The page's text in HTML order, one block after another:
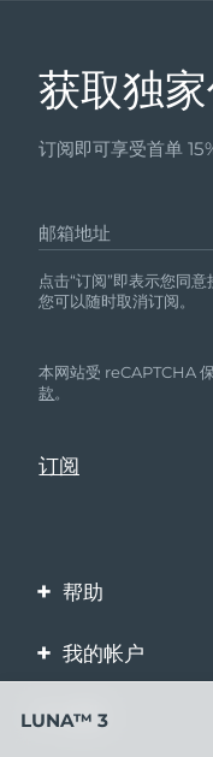
获取独
订阅即可享受首单
邮箱地址
点击“订阅”即表示您同
您可以随时取消订阅。
本网站受 reCAPTCHA
款。
帮助
联系我们
订单与运输
保修与退换货
我的帐户
企业
LUNA™ 3